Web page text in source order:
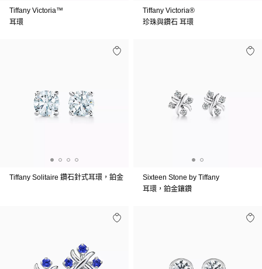
Tiffany Victoria™
耳環
Tiffany Victoria®
珍珠與鑽石 耳環
Tiffany Solitaire 鑽石針式耳環，鉑金
Sixteen Stone by Tiffany
耳環，鉑金鑲鑽